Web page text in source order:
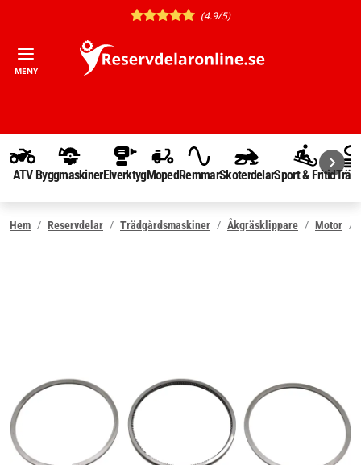
(4.9/5)
MENY
ATV ByggmaskinerElverktygMopedRemmarSkoterdelarSport & Fritid
Hem Reservdelar Trädgårdsmaskiner Åkgräsklippare Motor